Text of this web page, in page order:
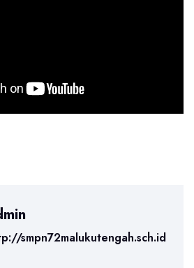
smpn72malukutengah.sch.id